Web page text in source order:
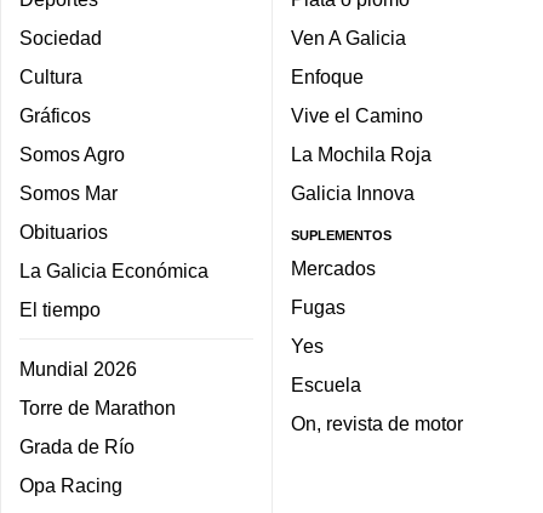
Sociedad
Cultura
Gráficos
Somos Agro
Somos Mar
Obituarios
La Galicia Económica
El tiempo
Mundial 2026
Torre de Marathon
Grada de Río
Opa Racing
Ven A Galicia
Enfoque
Vive el Camino
La Mochila Roja
Galicia Innova
SUPLEMENTOS
Mercados
Fugas
Yes
Escuela
On, revista de motor